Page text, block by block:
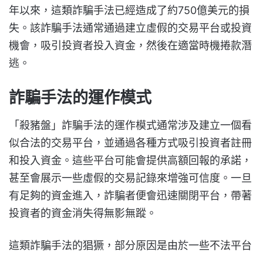
年以來，這類詐騙手法已經造成了約750億美元的損
失。該詐騙手法通常通過建立虛假的交易平台或投資
機會，吸引投資者投入資金，然後在適當時機捲款潛
逃。
詐騙手法的運作模式
「殺豬盤」詐騙手法的運作模式通常涉及建立一個看
似合法的交易平台，並通過各種方式吸引投資者註冊
和投入資金。這些平台可能會提供高額回報的承諾，
甚至會展示一些虛假的交易記錄來增強可信度。一旦
有足夠的資金進入，詐騙者便會迅速關閉平台，帶著
投資者的資金消失得無影無蹤。
這類詐騙手法的猖獗，部分原因是由於一些不法平台